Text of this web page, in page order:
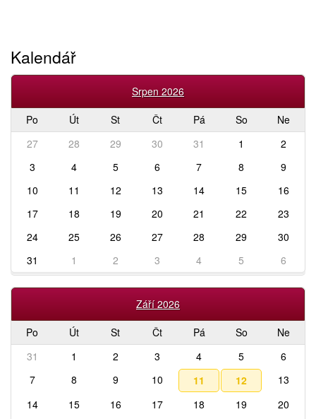
Kalendář
Srpen 2026
Po
Út St Čt Pá So
Ne
27
28 29 30 31 1
2
3
4 5 6 7 8
9
10
11 12 13 14 15
16
17
18 19 20 21 22
23
24
25 26 27 28 29
30
31
1 2 3 4 5 6
Září 2026
Po
Út St Čt Pá So
Ne
31
1 2 3 4 5
6
7
8 9 10 11 12
13
14
15 16 17 18 19
20